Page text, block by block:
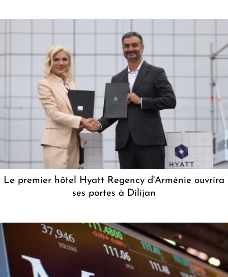
Le premier hôtel Hyatt Regency d'Arménie ouvrira
ses portes à Dilijan